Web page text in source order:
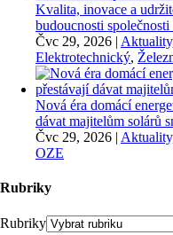
Kvalita, inovace a
budoucnosti
Čvc 29, 2026 |
Elektrotechnický,
Nová éra domácí
dávat majitelům solárů
Čvc 29, 2026 |
OZE
Rubriky
Rubriky